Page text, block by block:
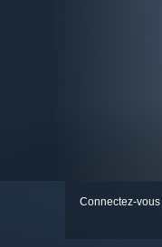
Connectez-vous